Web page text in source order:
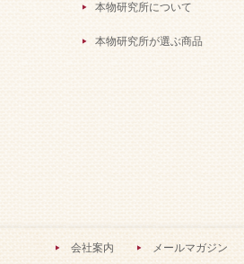
本物研究所について
本物研究所が選ぶ商品
会社案内 メールマガジン